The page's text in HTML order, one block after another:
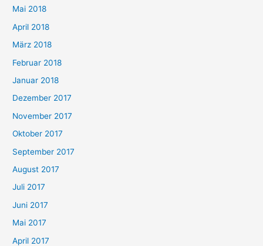
Mai 2018
April 2018
März 2018
Februar 2018
Januar 2018
Dezember 2017
November 2017
Oktober 2017
September 2017
August 2017
Juli 2017
Juni 2017
Mai 2017
April 2017